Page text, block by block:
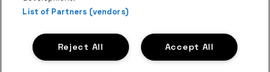
GEBABEBB
ProclaimerCookiesManage my cookiesPrivacy
List of Partners (vendors)
Accept All
Reject All